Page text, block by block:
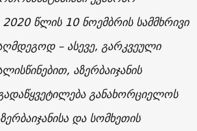
2020 წლის 10 ნოემბრის სამმხრივი
– ასევე, გარკვეული
აზერბაიჯანის
განახორციელოს
და სომხეთის